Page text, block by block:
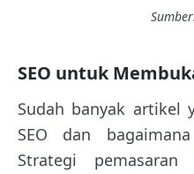
SEO untuk
Sudah banyak artikel
SEO dan
Strategi